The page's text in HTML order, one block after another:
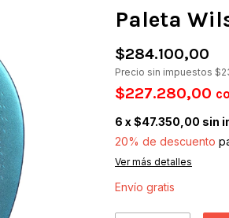
Paleta
$284.100,00
Precio sin impuestos
$227.280,00
6 x$47.350,00 sin
20% de descuento
Ver más detalles
Envío gratis